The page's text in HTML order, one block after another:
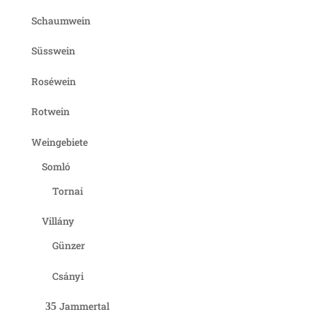
Schaumwein
Süsswein
Roséwein
Rotwein
Weingebiete
Somló
Tornai
Villány
Günzer
Csányi
Jammertal